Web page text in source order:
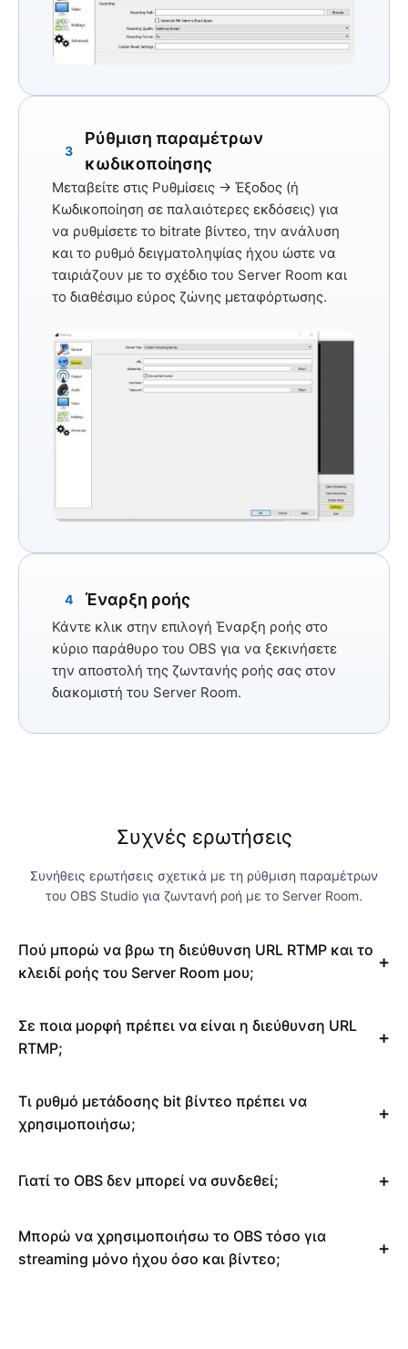
3
Ρύθμιση παραμέτρων
κωδικοποίησης
Μεταβείτε στις Ρυθμίσεις → Έξοδος (ή
Κωδικοποίηση σε παλαιότερες εκδόσεις) για
να ρυθμίσετε το bitrate βίντεο, την ανάλυση
και το ρυθμό δειγματοληψίας ήχου ώστε να
ταιριάζουν με το σχέδιο του Server Room και
το διαθέσιμο εύρος ζώνης μεταφόρτωσης.
4 Έναρξη ροής
Κάντε κλικ στην επιλογή Έναρξη ροής στο
κύριο παράθυρο του OBS για να ξεκινήσετε
την αποστολή της ζωντανής ροής σας στον
διακομιστή του Server Room.
Συχνές ερωτήσεις
Συνήθεις ερωτήσεις σχετικά με τη ρύθμιση παραμέτρων
του OBS Studio για ζωντανή ροή με το Server Room.
Πού μπορώ να βρω τη διεύθυνση URL RTMP και το
κλειδί ροής του Server Room μου;
Σε ποια μορφή πρέπει να είναι η διεύθυνση URL
RTMP;
Τι ρυθμό μετάδοσης bit βίντεο πρέπει να
χρησιμοποιήσω;
Γιατί το OBS δεν μπορεί να συνδεθεί;
Μπορώ να χρησιμοποιήσω το OBS τόσο για
streaming μόνο ήχου όσο και βίντεο;